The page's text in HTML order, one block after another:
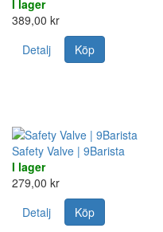
I lager
389,00 kr
Detalj
Köp
Safety Valve | 9Barista
I lager
279,00 kr
Detalj
Köp